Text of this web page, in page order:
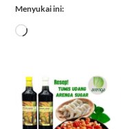
Menyukai ini:
Memuat...